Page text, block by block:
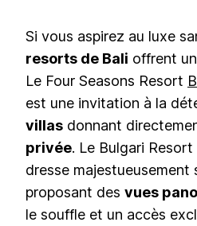
Si vous aspirez au luxe
resorts de Bali offrent
Le Four Seasons Resort
est une invitation à la
villas donnant
privée. Le Bulgari
dresse majestueusement
proposant des vues
le souffle et un accès